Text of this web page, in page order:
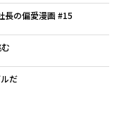
長の偏愛漫画 #15
だ